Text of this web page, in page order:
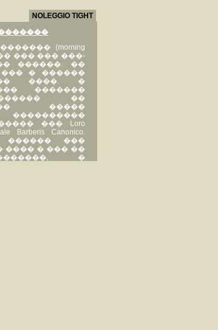
NOLEGGIO TIGHT
(morning
��� ��� ���-
������. ��
� ������
����. �
�������
��
�����
��� Loro
Barberis Canonico.
������ ���
���� � ��� ��
�